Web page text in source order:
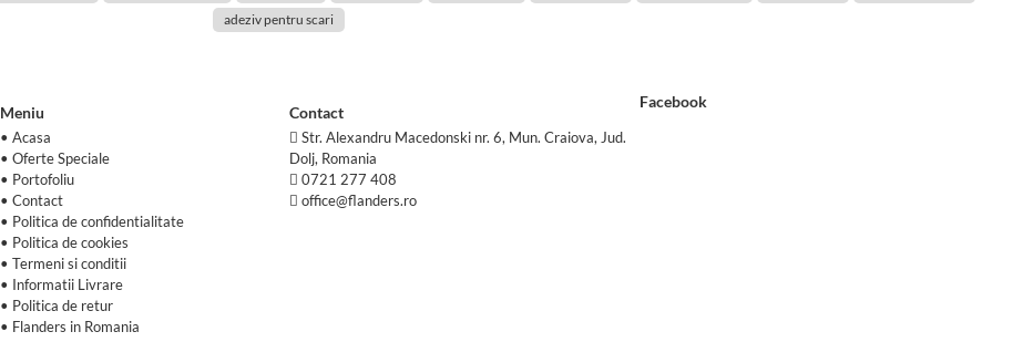
adeziv pentru scari
Meniu
• Acasa
•Oferte Speciale
• Portofoliu
•Contact
• Politica de confidentialitate
• Politica de cookies
•Termeni si conditii
• Informatii Livrare
• Politica de retur
• Flanders in Romania
Contact
Str. Alexandru Macedonski nr. 6, Mun. Craiova, Jud.
Dolj, Romania
0721 277 408
office@flanders.ro
Facebook